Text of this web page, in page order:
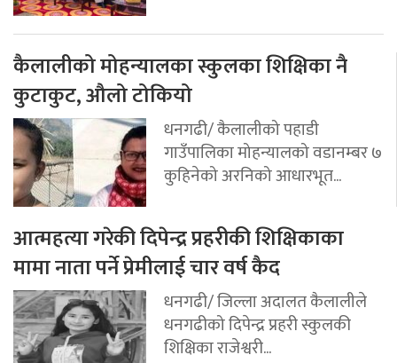
कैलालीको मोहन्यालका स्कुलका शिक्षिका नै
कुटाकुट, औलो टोकियो
धनगढी/ कैलालीको पहाडी
गाउँपालिका मोहन्यालको वडानम्बर ७
कुहिनेको अरनिको आधारभूत...
आत्महत्या गरेकी दिपेन्द्र प्रहरीकी शिक्षिकाका
मामा नाता पर्ने प्रेमीलाई चार वर्ष कैद
धनगढी/ जिल्ला अदालत कैलालीले
धनगढीको दिपेन्द्र प्रहरी स्कुलकी
शिक्षिका राजेश्वरी...